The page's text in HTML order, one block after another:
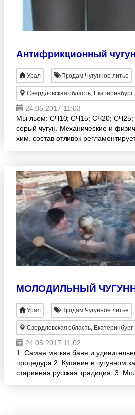
Антифрикционный чугун
Урал Продам Чугунное литье
Свердловская область, Екатеринбург
24.05.2017 11:03
Мы льем: СЧ10; СЧ15; СЧ20;
серый чугун. Механические и
хим. состав отливок
МОЛОДИЛЬНЫЙ
Урал Продам Чугунное литье
Свердловская область, Екатеринбург
24.05.2017 11:02
1. Самая мягкая баня и
процедура 2. Купание в чугунном
старинная русская традиция. 3.